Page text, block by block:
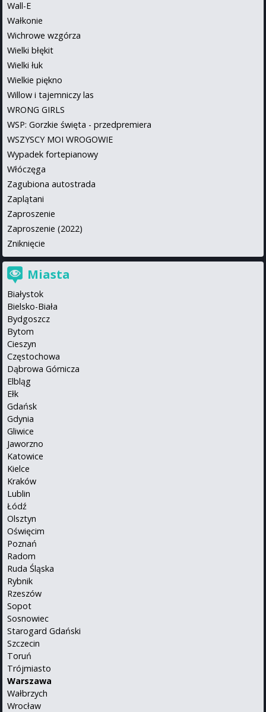
Wall-E
Wałkonie
Wichrowe wzgórza
Wielki błękit
Wielki łuk
Wielkie piękno
Willow i tajemniczy las
WRONG GIRLS
WSP: Gorzkie święta - przedpremiera
WSZYSCY MOI WROGOWIE
Wypadek fortepianowy
Włóczęga
Zagubiona autostrada
Zaplątani
Zaproszenie
Zaproszenie (2022)
Zniknięcie
Miasta
Białystok
Bielsko-Biała
Bydgoszcz
Bytom
Cieszyn
Częstochowa
Dąbrowa Górnicza
Elbląg
Ełk
Gdańsk
Gdynia
Gliwice
Jaworzno
Katowice
Kielce
Kraków
Lublin
Łódź
Olsztyn
Oświęcim
Poznań
Radom
Ruda Śląska
Rybnik
Rzeszów
Sopot
Sosnowiec
Starogard Gdański
Szczecin
Toruń
Trójmiasto
Warszawa
Wałbrzych
Wrocław